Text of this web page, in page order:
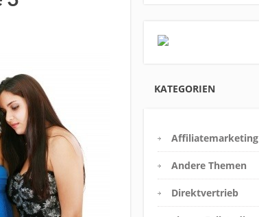
KATEGORIEN
Affiliatemarketing
Andere Themen
Direktvertrieb